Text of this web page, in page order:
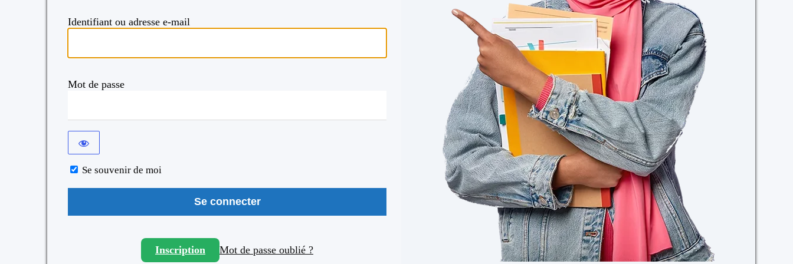
Identifiant ou adresse e-mail
Mot de passe
Se souvenir de moi
Inscription Mot de passe oublié ?